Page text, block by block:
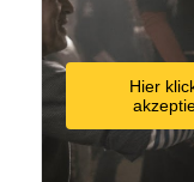
Hier